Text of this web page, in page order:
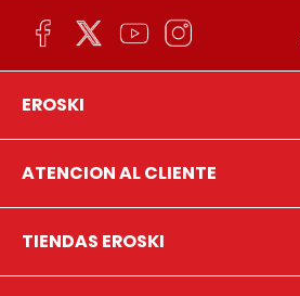
EROSKI
ATENCION AL CLIENTE
TIENDAS EROSKI